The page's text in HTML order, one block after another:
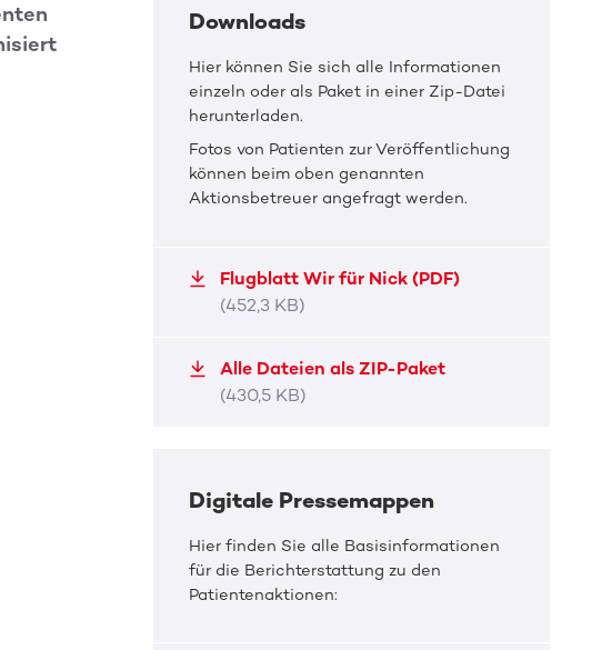
Downloads
Hier können Sie sich alle Informationen
einzeln oder als Paket in einer Zip-Datei
herunterladen.
Fotos von Patienten zur Veröffentlichung
können beim oben genannten
Aktionsbetreuer angefragt werden.
Flugblatt Wir für Nick (PDF)
(452,3 KB)
Alle Dateien als ZIP-Paket
(430,5 KB)
Digitale Pressemappen
Hier finden Sie alle Basisinformationen
für die Berichterstattung zu den
Patientenaktionen: